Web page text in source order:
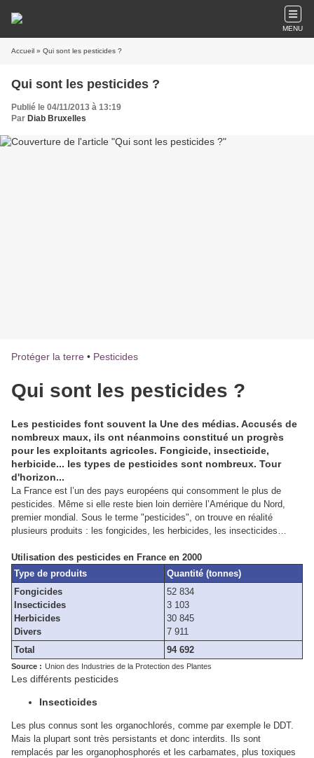
MENU
Accueil » Qui sont les pesticides ?
Qui sont les pesticides ?
Publié le 04/11/2013 à 13:19
Par Diab Bruxelles
Protéger la terre • Pesticides
Qui sont les pesticides ?
Les pesticides font souvent la Une des médias. Accusés de
nombreux maux, ils ont néanmoins constitué un progrès
pour les exploitants agricoles. Fongicide, insecticide,
herbicide... les types de pesticides sont nombreux. Tour
d'horizon...
La France est l’un des pays européens qui consomment le plus de
pesticides. Même si elle reste bien loin derrière l’Amérique du Nord,
premier mondial. Sous le terme "pesticides", on trouve en réalité
plusieurs produits : les fongicides, les herbicides, les insecticides…
Utilisation des pesticides en France en 2000
Type de produits
Quantité (tonnes)
Fongicides
Insecticides
Herbicides
Divers
52 834
3 103
30 845
7 911
Total
94 692
Source : Union des Industries de la Protection des Plantes
Les différents pesticides
Insecticides
Les plus connus sont les organochlorés, comme par exemple le DDT.
Mais la plupart sont très persistants et donc interdits. Ils sont
remplacés par les organophosphorés et les carbamates, plus toxiques